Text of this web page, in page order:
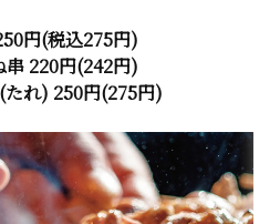
円(税込275円)
串 220円(242円)
(たれ) 250円(275円)